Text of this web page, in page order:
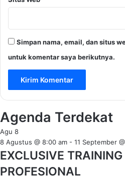
Simpan nama, email, dan situs
untuk komentar saya berikutnya.
Agenda Terdekat
Agu 8
8 Agustus @ 8:00 am - 11 September
EXCLUSIVE
PROFESIONAL